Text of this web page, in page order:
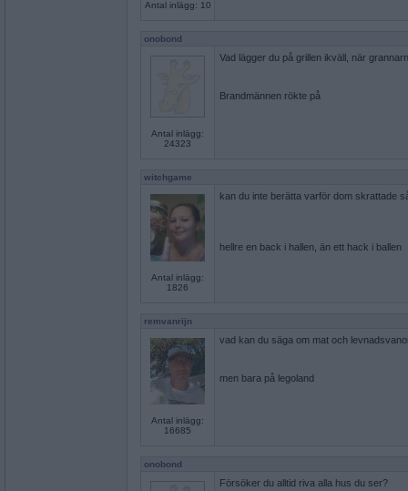
Antal inlägg: 10
onobond
Antal inlägg:
24323
Vad lägger du på grillen ikväll, när
Brandmännen rökte på
witchgame
Antal inlägg:
1826
kan du inte berätta varför dom skrattade
hellre en back i hallen, än ett hack i ballen
remvanrijn
Antal inlägg:
16685
vad kan du säga om mat och
men bara på legoland
onobond
Försöker du alltid riva alla hus du ser?